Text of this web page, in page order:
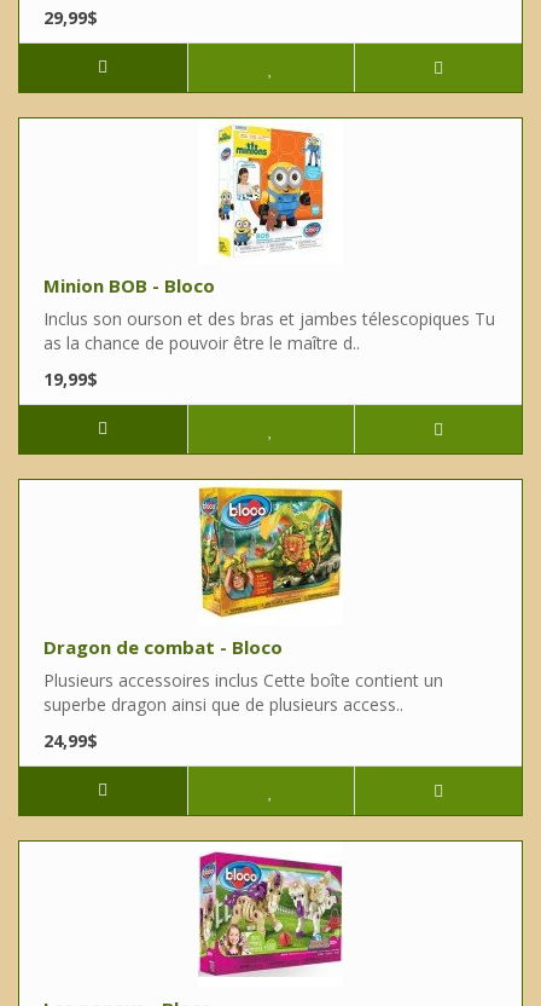
29,99$
Minion BOB - Bloco
Inclus son ourson et des bras et jambes télescopiques Tu
as la chance de pouvoir être le maître d..
19,99$
Dragon de combat - Bloco
Plusieurs accessoires inclus Cette boîte contient un
superbe dragon ainsi que de plusieurs access..
24,99$